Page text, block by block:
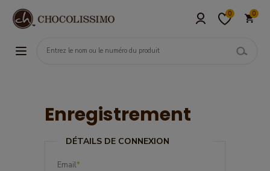
0 0
Enregistrement
DÉTAILS DE CONNEXION
Email*